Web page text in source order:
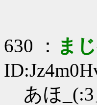
630 ： まじ
あほ_(:3